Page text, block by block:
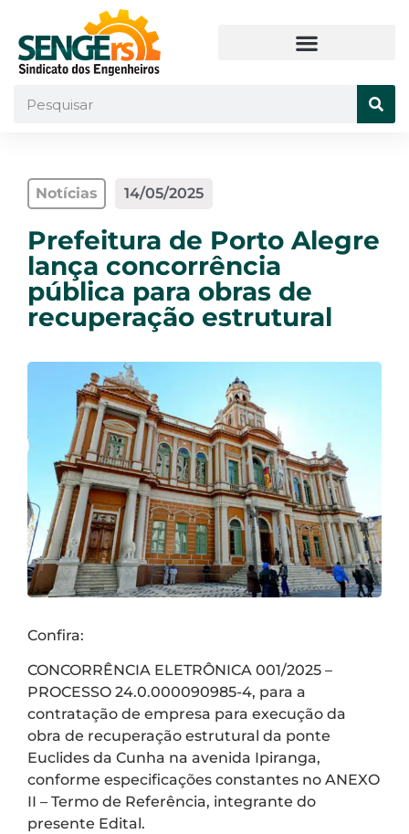
Notícias 14/05/2025
Prefeitura de Porto Alegre
lança concorrência
pública para obras de
recuperação estrutural
Confira:
CONCORRÊNCIA ELETRÔNICA 001/2025 –
PROCESSO 24.0.000090985-4, para a
contratação de empresa para execução da
obra de recuperação estrutural da ponte
Euclides da Cunha na avenida Ipiranga,
conforme especificações constantes no ANEXO
II – Termo de Referência, integrante do
presente Edital.